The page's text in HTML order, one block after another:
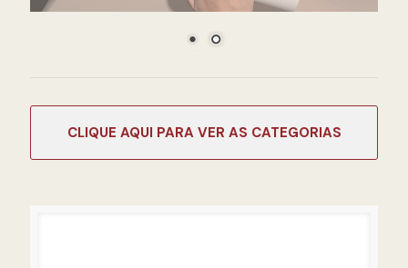
CATEGORIAS